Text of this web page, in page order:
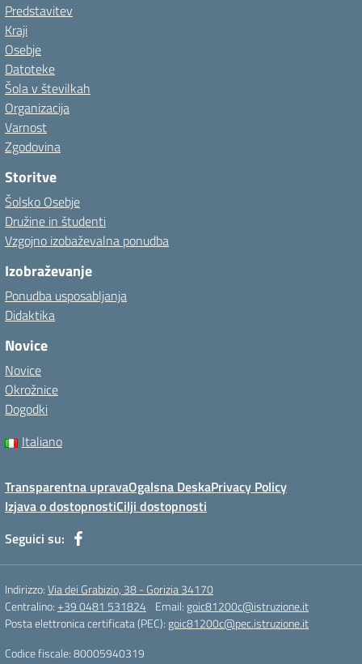
Predstavitev
Kraji
Osebje
Datoteke
Šola v številkah
Organizacija
Varnost
Zgodovina
Storitve
Šolsko Osebje
Družine in študenti
Vzgojno izobaževalna ponudba
Izobraževanje
Ponudba usposabljanja
Didaktika
Novice
Novice
Okrožnice
Dogodki
Italiano
Transparentna upravaOgalsna DeskaPrivacy Policy
Izjava o dostopnostiCilji dostopnosti
Seguici su:
Indirizzo:Via dei Grabizio, 38 - Gorizia 34170
Centralino:+39 0481 531824 Email: goic81200c@istruzione.it
Posta elettronica certificata (PEC): goic81200c@pec.istruzione.it
Codice fiscale: 80005940319